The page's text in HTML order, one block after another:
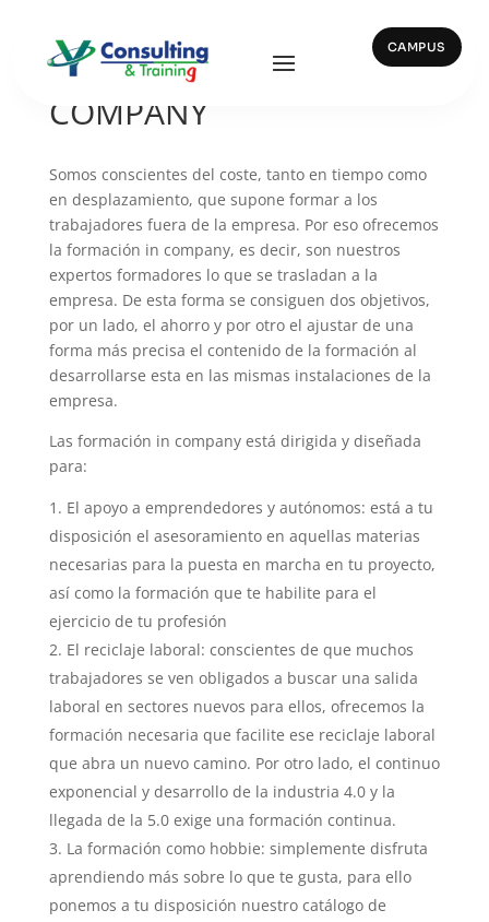
CAMPUS
FORMACIÓN IN
COMPANY
Somos conscientes del coste, tanto en tiempo como
en desplazamiento, que supone formar a los
trabajadores fuera de la empresa. Por eso ofrecemos
la formación in company, es decir, son nuestros
expertos formadores lo que se trasladan a la
empresa. De esta forma se consiguen dos objetivos,
por un lado, el ahorro y por otro el ajustar de una
forma más precisa el contenido de la formación al
desarrollarse esta en las mismas instalaciones de la
empresa.
Las formación in company está dirigida y diseñada
para:
El apoyo a emprendedores y autónomos: está a tu
disposición el asesoramiento en aquellas materias
necesarias para la puesta en marcha en tu proyecto,
así como la formación que te habilite para el
ejercicio de tu profesión
El reciclaje laboral: conscientes de que muchos
trabajadores se ven obligados a buscar una salida
laboral en sectores nuevos para ellos, ofrecemos la
formación necesaria que facilite ese reciclaje laboral
que abra un nuevo camino. Por otro lado, el continuo
exponencial y desarrollo de la industria 4.0 y la
llegada de la 5.0 exige una formación continua.
La formación como hobbie: simplemente disfruta
aprendiendo más sobre lo que te gusta, para ello
ponemos a tu disposición nuestro catálogo de